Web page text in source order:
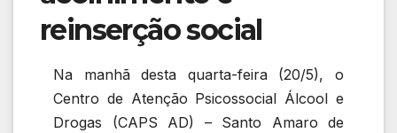
reinserção social
Na manhã desta quarta-feira (20/5), o
Centro de Atenção Psicossocial Álcool e
Drogas (CAPS AD) – Santo Amaro de